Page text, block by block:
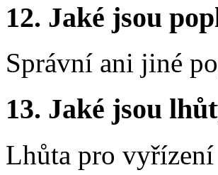
12. Jaké jsou
Správní ani jiné
13. Jaké jsou
Lhůta pro